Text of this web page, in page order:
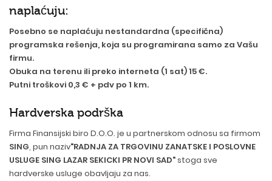
naplaćuju:
Posebno se naplaćuju nestandardna (specifična)
programska rešenja, koja su programirana samo za Vašu
firmu.
Obuka na terenu ili preko interneta (1 sat) 15 €.
Putni troškovi 0,3 € + pdv po 1 km.
Hardverska podrška
Firma Finansijski biro D.O.O. je u partnerskom odnosu sa firmom
SING , pun naziv"RADNJA ZA TRGOVINU ZANATSKE I POSLOVNE
USLUGE SING LAZAR SEKICKI PR NOVI SAD" stoga sve
hardverske usluge obavljaju za nas.